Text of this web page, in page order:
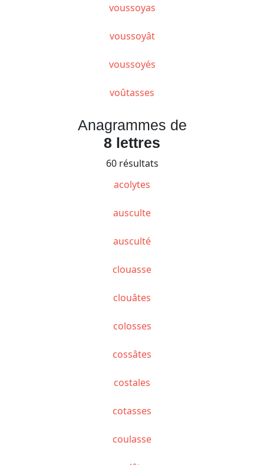
voussoyas
voussoyât
voussoyés
voûtasses
Anagrammes de
8 lettres
60 résultats
acolytes
ausculte
ausculté
clouasse
clouâtes
colosses
cossâtes
costales
cotasses
coulasse